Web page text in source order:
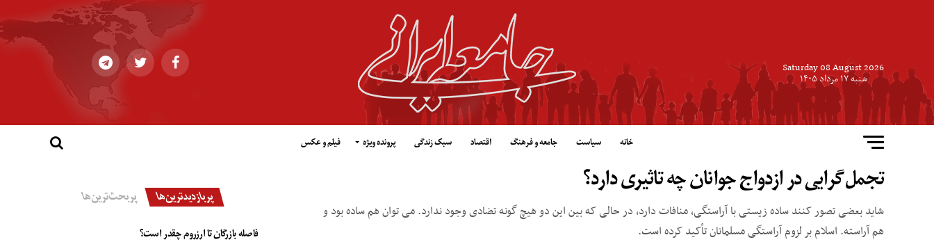
Saturday 08 August 2026
شنبه ۱۷ مرداد ۱۴۰۵
خانه سیاست جامعه و فرهنگ اقتصاد سبک زندگی پرونده ویژه فیلم و عکس
تجمل‌گرایی در ازدواج جوانان چه تاثیری دارد؟
شاید بعضی تصور کنند ساده زیستی با آراستگی، منافات دارد، در حالی که بین این دو هیچ گونه تضادی وجود ندارد. می توان هم ساده بود و
هم آراسته. اسلام بر لزوم آراستگی مسلمانان تأکید کرده است.
پربازدیدترین‌ها پربحث‌ترین‌ها
فاصله بازرگان تا ارزروم چقدر است؟